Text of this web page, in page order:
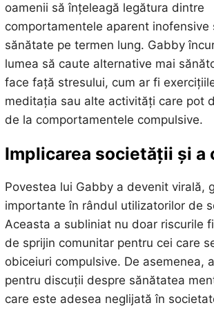
oamenii să înțeleagă legătura dintre
comportamentele aparent inofensive
sănătate pe termen lung. Gabby
lumea să caute alternative mai
face față stresului, cum ar fi
meditația sau alte activități care pot
de la comportamentele compulsive.
Implicarea societății și a
Povestea lui Gabby a devenit virală,
importante în rândul utilizatorilor de
Aceasta a subliniat nu doar riscurile
de sprijin comunitar pentru cei care
obiceiuri compulsive. De asemenea,
pentru discuții despre sănătatea
care este adesea neglijată în